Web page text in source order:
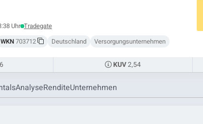
Uhr Tradegate
WKN703712 Deutschland Versorgungsunternehmen
KUV2,54
AnalyseRenditeUnternehmen